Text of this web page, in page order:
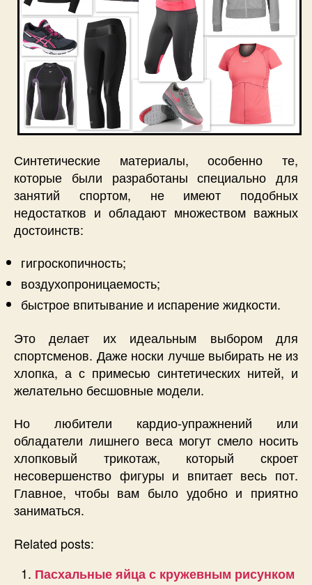
Синтетические материалы, особенно те,
которые были разработаны специально для
занятий спортом, не имеют подобных
недостатков и обладают множеством важных
достоинств:
гигроскопичность;
воздухопроницаемость;
быстрое впитывание и испарение жидкости.
Это делает их идеальным выбором для
спортсменов. Даже носки лучше выбирать не из
хлопка, а с примесью синтетических нитей, и
желательно бесшовные модели.
Но любители кардио-упражнений или
обладатели лишнего веса могут смело носить
хлопковый трикотаж, который скроет
несовершенство фигуры и впитает весь пот.
Главное, чтобы вам было удобно и приятно
заниматься.
Related posts:
Пасхальные яйца с кружевным рисунком